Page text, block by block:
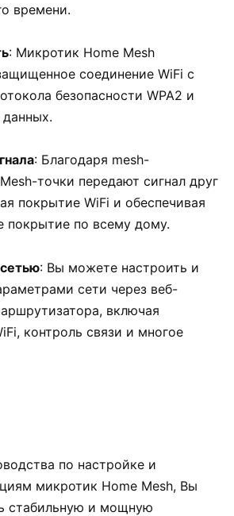
времени.
: Микротик Home Mesh
соединение WiFi с
безопасности WPA2 и
: Благодаря mesh-
точки передают сигнал друг
покрытие WiFi и обеспечивая
покрытие по всему дому.
: Вы можете настроить и
сети через веб-
включая
контроль связи и многое
по настройке и
микротик Home Mesh, Вы
стабильную и мощную